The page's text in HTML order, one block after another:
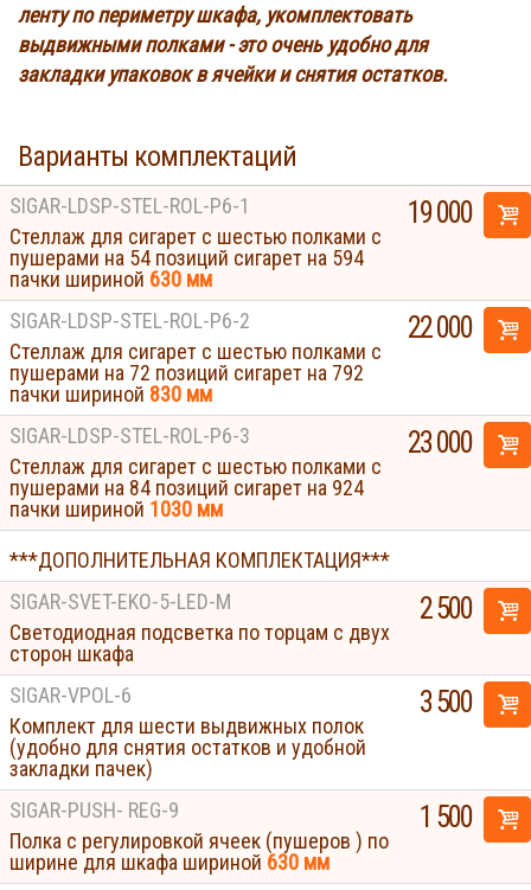
ленту по периметру шкафа, укомплектовать
выдвижными полками - это очень удобно для
закладки упаковок в ячейки и снятия остатков.
Варианты комплектаций
SIGAR-LDSP-STEL-ROL-P6-1
Стеллаж для сигарет с шестью полками с
пушерами на 54 позиций сигарет на 594
пачки шириной 630 мм
19 000
SIGAR-LDSP-STEL-ROL-P6-2
Стеллаж для сигарет с шестью полками с
пушерами на 72 позиций сигарет на 792
пачки шириной 830 мм
22 000
SIGAR-LDSP-STEL-ROL-P6-3
Стеллаж для сигарет с шестью полками с
пушерами на 84 позиций сигарет на 924
пачки шириной 1030 мм
23 000
***ДОПОЛНИТЕЛЬНАЯ КОМПЛЕКТАЦИЯ***
SIGAR-SVET-EKO-5-LED-M
Светодиодная подсветка по торцам с двух
сторон шкафа
2 500
SIGAR-VPOL-6
Комплект для шести выдвижных полок
(удобно для снятия остатков и удобной
закладки пачек)
3 500
SIGAR-PUSH- REG-9
Полка с регулировкой ячеек (пушеров ) по
ширине для шкафа шириной 630 мм
1 500